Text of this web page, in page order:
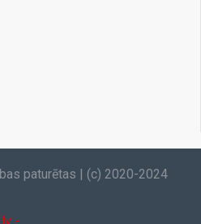
programmatūra;
pilnvērtīgam darbam.
profesionālu GNSS precizitāti
tehnoloģijām. IMU slīpuma
un īpaši kompaktais dizains
paturētas | (c) 2020-2024